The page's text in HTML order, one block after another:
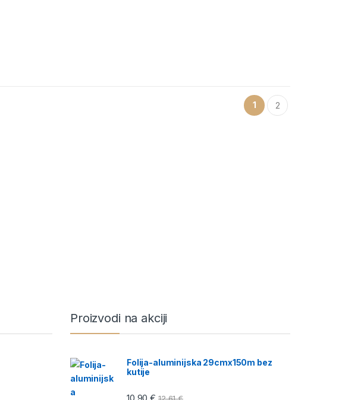
1 2
Proizvodi na akciji
Folija-aluminijska 29cmx150m bez
kutije
10,90€ 12,61€